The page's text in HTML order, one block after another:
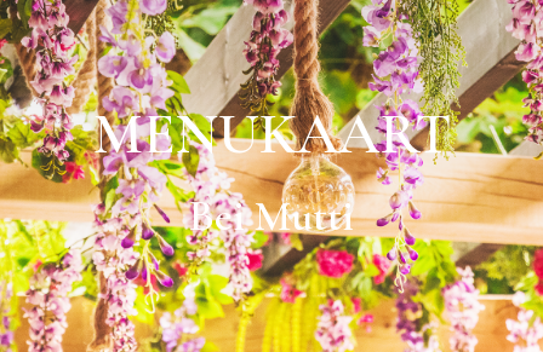
MENUKAART
Bei Mutti